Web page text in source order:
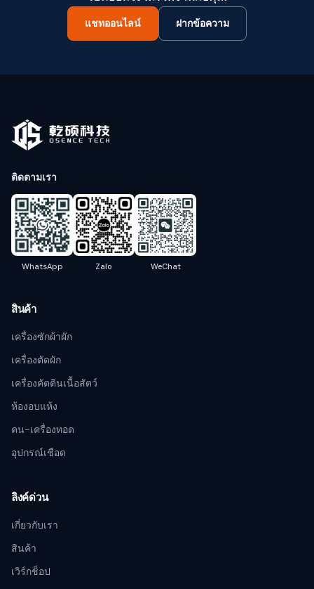
แชทออนไลน์ ฝากข้อความ
ติดตามเรา
WhatsApp Zalo WeChat
สินค้า
เครื่องซักผ้าผัก
เครื่องตัดผัก
เครื่องคัตตินเนื้อสัตว์
ห้องอบแห้ง
คน-เครื่องทอด
อุปกรณ์เชือด
ลิงค์ด่วน
เกี่ยวกับเรา
สินค้า
เวิร์กช็อป